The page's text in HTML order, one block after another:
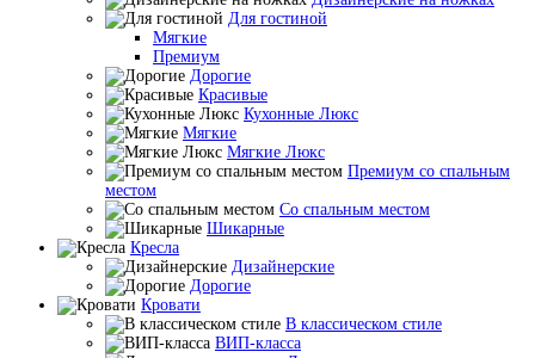
Для гостиной
Мягкие
Премиум
Дорогие
Красивые
Кухонные Люкс
Мягкие
Мягкие Люкс
Премиум со спальным
местом
Со спальным местом
Шикарные
Кресла
Дизайнерские
Дорогие
Кровати
В классическом стиле
ВИП-класса